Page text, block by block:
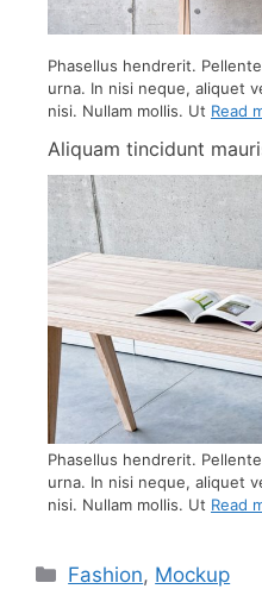
Phasellus hendrerit.
urna. In nisi neque, aliquet
nisi. Nullam mollis. Ut Read
Aliquam tincidunt
Phasellus hendrerit.
urna. In nisi neque, aliquet
nisi. Nullam mollis. Ut Read
Fashion, Mockup